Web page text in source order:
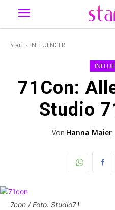
Start INFLUENCER
71Con:
Studio
Von Hanna Maier
7con / Foto: Studio71